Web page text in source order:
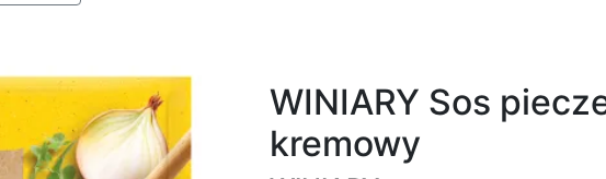
WINIARY Sos
kremowy